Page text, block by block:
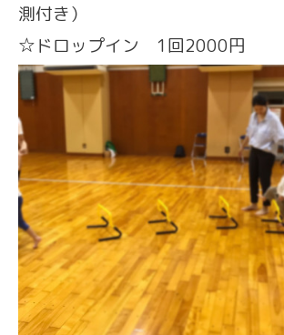
測付き）
☆ドロップイン 1回2000円